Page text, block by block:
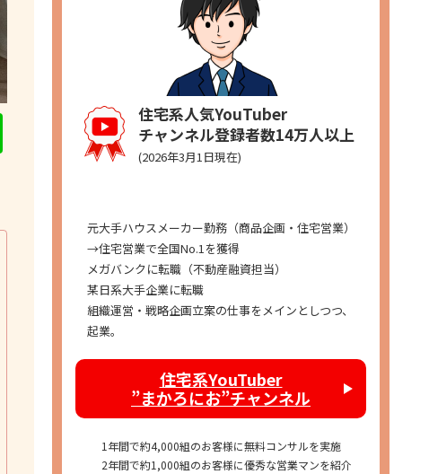
住宅系人気YouTuber
チャンネル登録者数14万人以上
(2026年3月1日現在)
元大手ハウスメーカー勤務（商品企画・住宅営業）
→住宅営業で全国No.1を獲得
メガバンクに転職（不動産融資担当）
某日系大手企業に転職
組織運営・戦略企画立案の仕事をメインとしつつ、
起業。
住宅系YouTuber
”まかろにお”チャンネル
1年間で約4,000組のお客様に無料コンサルを実施
2年間で約1,000組のお客様に優秀な営業マンを紹介